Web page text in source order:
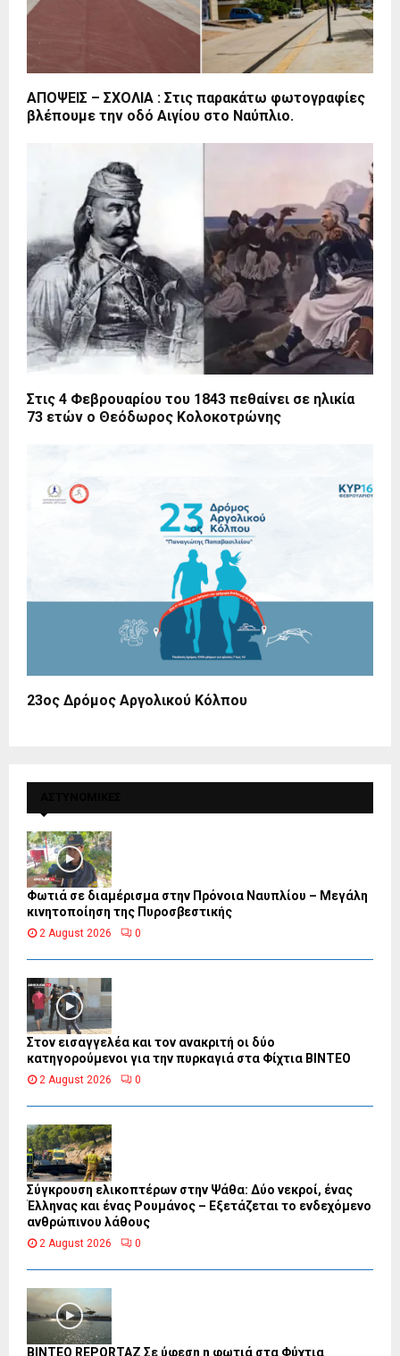
ΑΠΟΨΕΙΣ – ΣΧΟΛΙΑ : Στις παρακάτω φωτογραφίες
βλέπουμε την οδό Αιγίου στο Ναύπλιο.
Στις 4 Φεβρουαρίου του 1843 πεθαίνει σε ηλικία
73 ετών ο Θεόδωρος Κολοκοτρώνης
23ος Δρόμος Αργολικού Κόλπου
Φωτιά σε διαμέρισμα στην Πρόνοια Ναυπλίου – Μεγάλη
κινητοποίηση της Πυροσβεστικής
2 August 2026 0
Στον εισαγγελέα και τον ανακριτή οι δύο
κατηγορούμενοι για την πυρκαγιά στα Φίχτια ΒΙΝΤΕΟ
2 August 2026 0
Σύγκρουση ελικοπτέρων στην Ψάθα: Δύο νεκροί, ένας
Έλληνας και ένας Ρουμάνος – Εξετάζεται το ενδεχόμενο
ανθρώπινου λάθους
2 August 2026 0
BINTEO REPORTAZ Σε ύφεση η φωτιά στα Φύχτια